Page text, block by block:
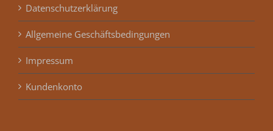
Datenschutzerklärung
Allgemeine Geschäftsbedingungen
Impressum
Kundenkonto